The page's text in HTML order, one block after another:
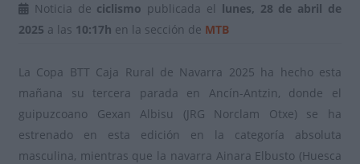
Noticia de ciclismo publicada el lunes, 28 de abril de
2025 a las 10:17h en la sección de MTB
La Copa BTT Caja Rural de Navarra 2025 ha hecho esta
mañana su tercera parada en Ancín-Antzin, donde el
guipuzcoano Gexan Albisu (JRG Norclam Otxe) se ha
estrenado en esta edición en la categoría absoluta
masculina, mientras que la navarra Ainara Elbusto (Huesca